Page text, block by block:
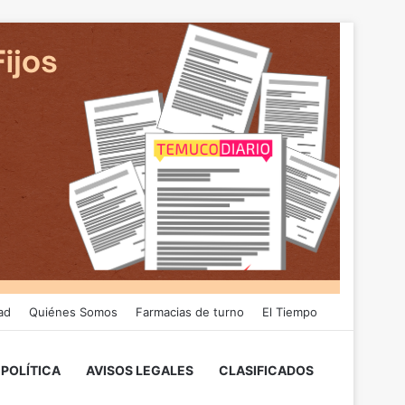
Quiénes Somos Farmacias de turno El Tiempo
POLÍTICA AVISOS LEGALES CLASIFICADOS